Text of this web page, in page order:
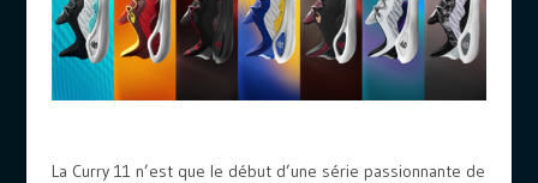
La Curry 11 n’est que le début d’une série passionnante de